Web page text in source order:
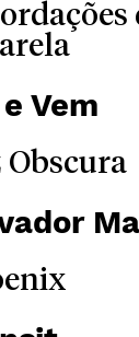
Vem
Obscura